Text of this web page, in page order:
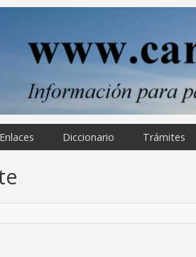
Enlaces Diccionario Trámites